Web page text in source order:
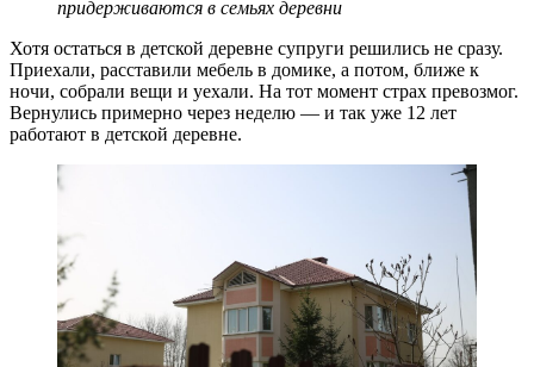
придерживаются в семьях деревни
Хотя остаться в детской деревне супруги решились не сразу.
Приехали, расставили мебель в домике, а потом, ближе к
ночи, собрали вещи и уехали. На тот момент страх превозмог.
Вернулись примерно через неделю — и так уже 12 лет
работают в детской деревне.